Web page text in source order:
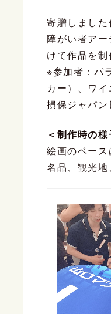
寄贈しまし
障がい者ア
けて作品を制
※参加者：パ
カー）、ワ
損保ジャパン
＜制作時の様
絵画のベー
名品、観光地